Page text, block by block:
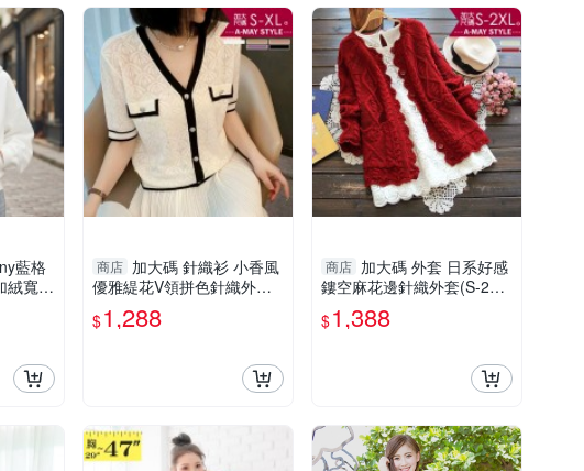
藍格
絨寬鬆
商店 加大碼 針織衫 小香風
優雅緹花V領拼色針織外套
(S-XL)
$1,288
商店 加大碼 外套 日系好感
鏤空麻花邊針織外套(S-2X
$1,388